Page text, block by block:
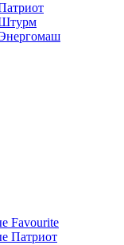
Штурм
Favourite
Патриот